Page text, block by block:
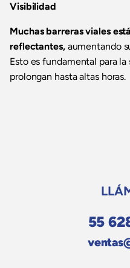
Visibilidad
Muchas barreras viales
reflectantes, aumentando
Esto es fundamental para
prolongan hasta altas horas.
55